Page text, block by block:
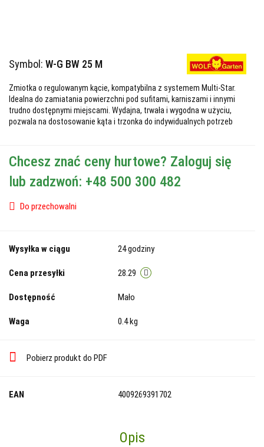
Symbol: W-G BW 25 M
Zmiotka o regulowanym kącie, kompatybilna z systemem Multi-Star.
Idealna do zamiatania powierzchni pod sufitami, karniszami i innymi
trudno dostępnymi miejscami. Wydajna, trwała i wygodna w użyciu,
pozwala na dostosowanie kąta i trzonka do indywidualnych potrzeb
Chcesz znać ceny hurtowe? Zaloguj się
lub zadzwoń: +48 500 300 482
Do przechowalni
Wysyłka w ciągu 24 godziny
Cena przesyłki 28.29
Dostępność Mało
Waga 0.4 kg
Pobierz produkt do PDF
EAN 4009269391702
Opis